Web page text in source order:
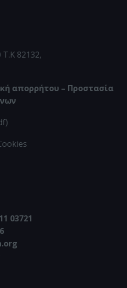
82132,
απορρήτου – Προστασία
03721